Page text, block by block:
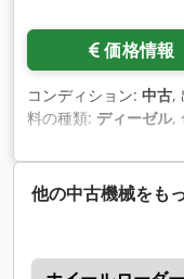
価格情報
コンディション: 中古,
料の種類: ディーゼル,
他の中古機械をも